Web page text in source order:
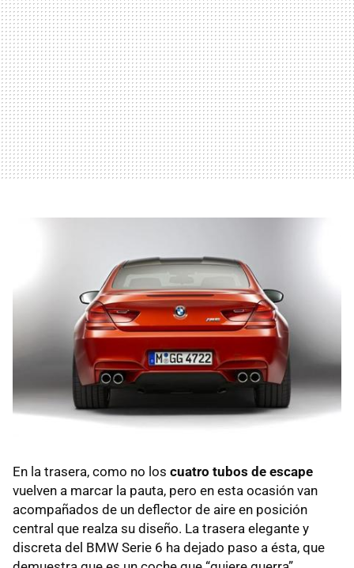
En la trasera, como no los cuatro tubos de escape
vuelven a marcar la pauta, pero en esta ocasión van
acompañados de un deflector de aire en posición
central que realza su diseño. La trasera elegante y
discreta del BMW Serie 6 ha dejado paso a ésta, que